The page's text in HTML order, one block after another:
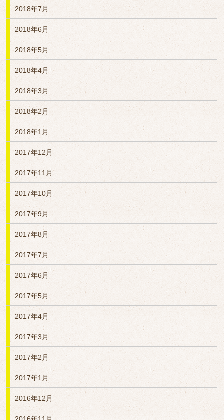
2018年7月
2018年6月
2018年5月
2018年4月
2018年3月
2018年2月
2018年1月
2017年12月
2017年11月
2017年10月
2017年9月
2017年8月
2017年7月
2017年6月
2017年5月
2017年4月
2017年3月
2017年2月
2017年1月
2016年12月